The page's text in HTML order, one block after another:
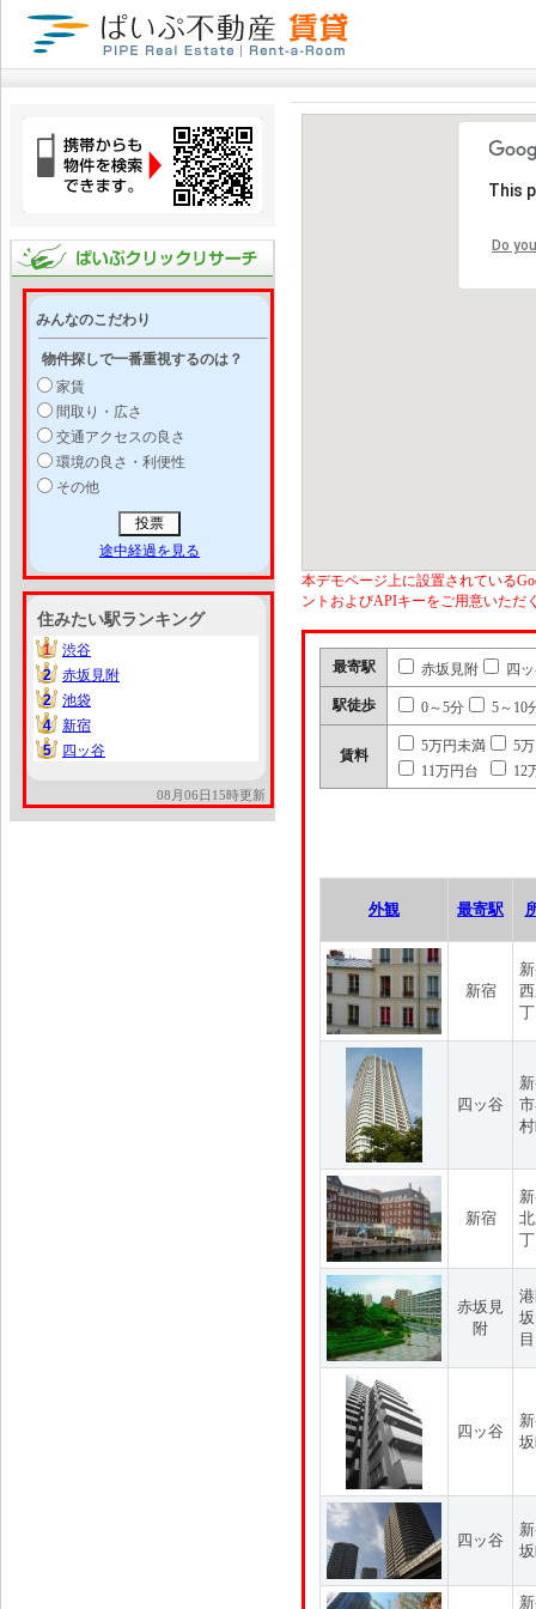
みんなのこだわり
物件探しで一番重視するのは？
家賃
間取り・広さ
交通アクセスの良さ
環境の良さ・利便性
その他
途中経過を見る
住みたい駅ランキング
1
1
渋谷
2
2
赤坂見附
2
2
池袋
4
4
新宿
5
5 四ッ谷
08月06日15時更新
This
Do
本デモページ上に設置されている
ントおよびAPIキーをご用意いただ
最寄駅 赤坂見附 四
駅徒歩 0～5分 5～10
賃料
5万円未満
5
11万円台
12
外観 最寄駅
新宿
四ッ谷
新宿
赤坂見
附
目
四ッ谷
四ッ谷